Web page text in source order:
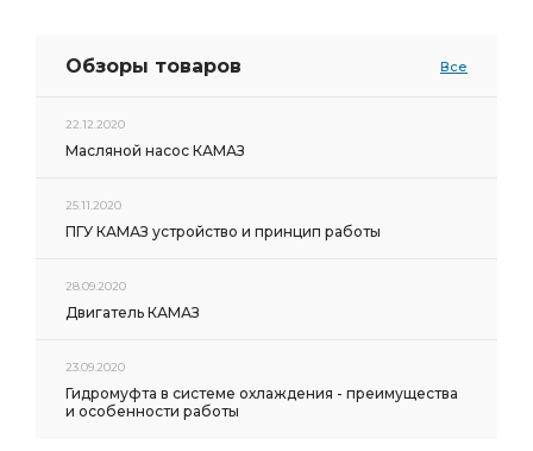
Обзоры товаров Все
22.12.2020
Масляной насос КАМАЗ
25.11.2020
ПГУ КАМАЗ устройство и принцип работы
28.09.2020
Двигатель КАМАЗ
23.09.2020
Гидромуфта в системе охлаждения - преимущества
и особенности работы